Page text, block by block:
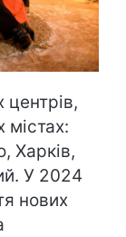
центрів,
містах:
Харків,
У 2024
нових